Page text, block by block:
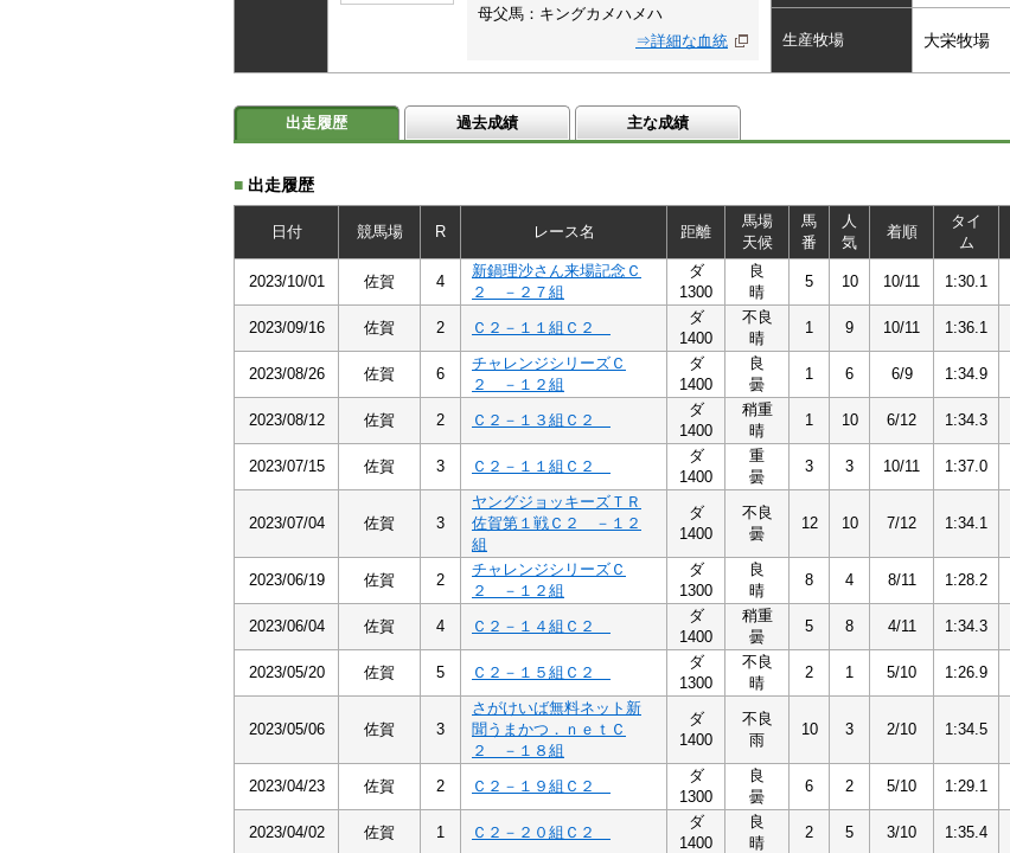
母父馬：キングカメハメハ
⇒詳細な血統
生産牧場 大栄牧場
出走履歴 過去成績 主な成績
■ 出走履歴
日付 競馬場 R レース名 距離
馬場
天候
馬
番
人
気
着順
タイ
ム
2023/10/01 佐賀 4
新鍋理沙さん来場記念Ｃ
２ －２７組
ダ
1300
良
晴
5 10 10/11 1:30.1
2023/09/16 佐賀 2 Ｃ２－１１組Ｃ２
ダ
1400
不良
晴
1 9 10/11 1:36.1
2023/08/26 佐賀 6
チャレンジシリーズＣ
２ －１２組
ダ
1400
良
曇
1 6 6/9 1:34.9
2023/08/12 佐賀 2 Ｃ２－１３組Ｃ２
ダ
1400
稍重
晴
1 10 6/12 1:34.3
2023/07/15 佐賀 3 Ｃ２－１１組Ｃ２
ダ
1400
重
曇
3 3 10/11 1:37.0
2023/07/04 佐賀 3
ヤングジョッキーズＴＲ
佐賀第１戦Ｃ２ －１２
組
ダ
1400
不良
曇
12 10 7/12 1:34.1
2023/06/19 佐賀 2
チャレンジシリーズＣ
２ －１２組
ダ
1300
良
晴
8 4 8/11 1:28.2
2023/06/04 佐賀 4 Ｃ２－１４組Ｃ２
ダ
1400
稍重
曇
5 8 4/11 1:34.3
2023/05/20 佐賀 5 Ｃ２－１５組Ｃ２
ダ
1300
不良
晴
2 1 5/10 1:26.9
2023/05/06 佐賀 3
さがけいば無料ネット新
聞うまかつ．ｎｅｔＣ
２ －１８組
ダ
1400
不良
雨
10 3 2/10 1:34.5
2023/04/23 佐賀 2 Ｃ２－１９組Ｃ２
ダ
1300
良
曇
6 2 5/10 1:29.1
2023/04/02 佐賀 1 Ｃ２－２０組Ｃ２
ダ
1400
良
晴
2 5 3/10 1:35.4